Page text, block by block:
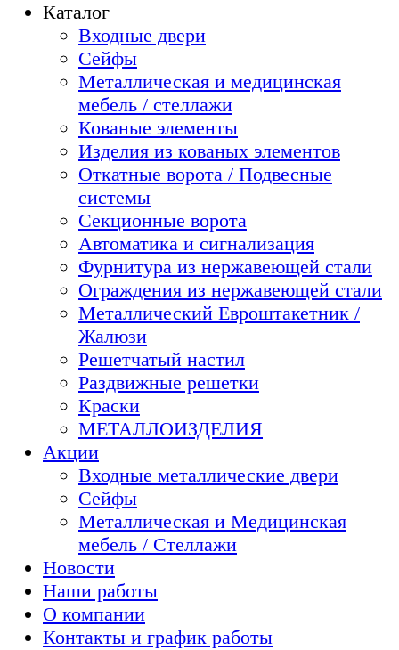
Каталог
Входные двери
Сейфы
Металлическая и медицинская
мебель / стеллажи
Кованые элементы
Изделия из кованых элементов
Откатные ворота / Подвесные
системы
Секционные ворота
Автоматика и сигнализация
Фурнитура из нержавеющей стали
Ограждения из нержавеющей стали
Металлический Евроштакетник /
Жалюзи
Решетчатый настил
Раздвижные решетки
Краски
МЕТАЛЛОИЗДЕЛИЯ
Акции
Входные металлические двери
Сейфы
Металлическая и Медицинская
мебель / Стеллажи
Новости
Наши работы
О компании
Контакты и график работы